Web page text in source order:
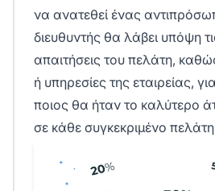
να ανατεθεί ένας
διευθυντής θα λάβει υπόψη
απαιτήσεις του πελάτη,
ή υπηρεσίες της εταιρείας,
ποιος θα ήταν το καλύτερο
σε κάθε συγκεκριμένο